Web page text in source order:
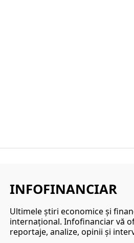
INFOFINANCIAR
Ultimele ştiri economice şi
internaţional. Infofinanciar vă
reportaje, analize, opinii şi